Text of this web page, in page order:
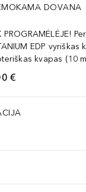
DOVANA
PROGRAMĖLĖJE!
EDP vyriškas
kvapas (10
€